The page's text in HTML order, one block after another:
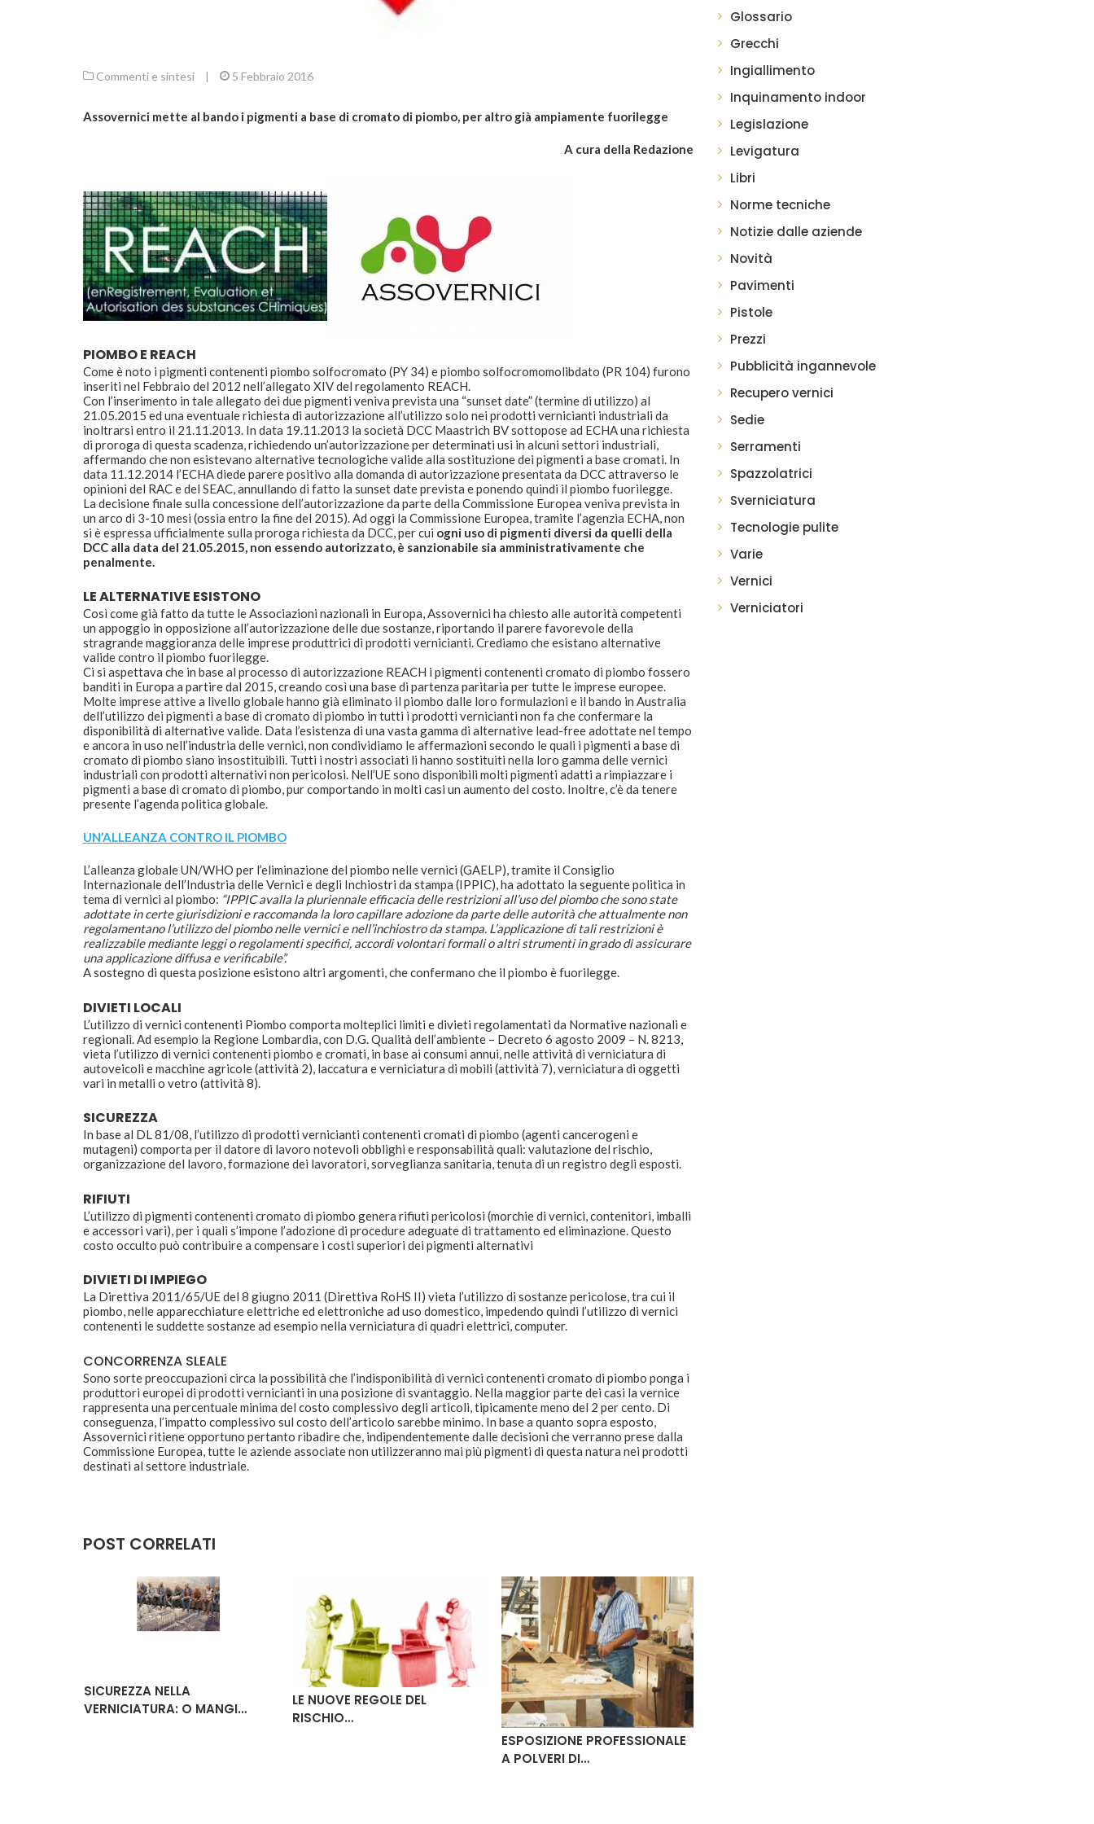
Commenti e sintesi | 5 Febbraio 2016
Assovernici mette al bando i pigmenti a base di cromato di piombo, per altro già ampiamente fuorilegge
A cura della Redazione
PIOMBO E REACH
Come è noto i pigmenti contenenti piombo solfocromato (PY 34) e piombo solfocromomolibdato (PR 104) furono
inseriti nel Febbraio del 2012 nell’allegato XIV del regolamento REACH.
Con l’inserimento in tale allegato dei due pigmenti veniva prevista una “sunset date” (termine di utilizzo) al
21.05.2015 ed una eventuale richiesta di autorizzazione all’utilizzo solo nei prodotti vernicianti industriali da
inoltrarsi entro il 21.11.2013. In data 19.11.2013 la società DCC Maastrich BV sottopose ad ECHA una richiesta
di proroga di questa scadenza, richiedendo un’autorizzazione per determinati usi in alcuni settori industriali,
affermando che non esistevano alternative tecnologiche valide alla sostituzione dei pigmenti a base cromati. In
data 11.12.2014 l’ECHA diede parere positivo alla domanda di autorizzazione presentata da DCC attraverso le
opinioni del RAC e del SEAC, annullando di fatto la sunset date prevista e ponendo quindi il piombo fuorilegge.
La decisione finale sulla concessione dell’autorizzazione da parte della Commissione Europea veniva prevista in
un arco di 3-10 mesi (ossia entro la fine del 2015). Ad oggi la Commissione Europea, tramite l’agenzia ECHA, non
si è espressa ufficialmente sulla proroga richiesta da DCC, per cui ogni uso di pigmenti diversi da quelli della
DCC alla data del 21.05.2015, non essendo autorizzato, è sanzionabile sia amministrativamente che
penalmente.
LE ALTERNATIVE ESISTONO
Così come già fatto da tutte le Associazioni nazionali in Europa, Assovernici ha chiesto alle autorità competenti
un appoggio in opposizione all’autorizzazione delle due sostanze, riportando il parere favorevole della
stragrande maggioranza delle imprese produttrici di prodotti vernicianti. Crediamo che esistano alternative
valide contro il piombo fuorilegge.
Ci si aspettava che in base al processo di autorizzazione REACH i pigmenti contenenti cromato di piombo fossero
banditi in Europa a partire dal 2015, creando così una base di partenza paritaria per tutte le imprese europee.
Molte imprese attive a livello globale hanno già eliminato il piombo dalle loro formulazioni e il bando in Australia
dell’utilizzo dei pigmenti a base di cromato di piombo in tutti i prodotti vernicianti non fa che confermare la
disponibilità di alternative valide. Data l’esistenza di una vasta gamma di alternative lead-free adottate nel tempo
e ancora in uso nell’industria delle vernici, non condividiamo le affermazioni secondo le quali i pigmenti a base di
cromato di piombo siano insostituibili. Tutti i nostri associati li hanno sostituiti nella loro gamma delle vernici
industriali con prodotti alternativi non pericolosi. Nell’UE sono disponibili molti pigmenti adatti a rimpiazzare i
pigmenti a base di cromato di piombo, pur comportando in molti casi un aumento del costo. Inoltre, c’è da tenere
presente l’agenda politica globale.
UN’ALLEANZA CONTRO IL PIOMBO
L’alleanza globale UN/WHO per l’eliminazione del piombo nelle vernici (GAELP), tramite il Consiglio
Internazionale dell’Industria delle Vernici e degli Inchiostri da stampa (IPPIC), ha adottato la seguente politica in
tema di vernici al piombo: “IPPIC avalla la pluriennale efficacia delle restrizioni all’uso del piombo che sono state
adottate in certe giurisdizioni e raccomanda la loro capillare adozione da parte delle autorità che attualmente non
regolamentano l’utilizzo del piombo nelle vernici e nell’inchiostro da stampa. L’applicazione di tali restrizioni è
realizzabile mediante leggi o regolamenti specifici, accordi volontari formali o altri strumenti in grado di assicurare
una applicazione diffusa e verificabile”.
A sostegno di questa posizione esistono altri argomenti, che confermano che il piombo è fuorilegge.
DIVIETI LOCALI
L’utilizzo di vernici contenenti Piombo comporta molteplici limiti e divieti regolamentati da Normative nazionali e
regionali. Ad esempio la Regione Lombardia, con D.G. Qualità dell’ambiente – Decreto 6 agosto 2009 – N. 8213,
vieta l’utilizzo di vernici contenenti piombo e cromati, in base ai consumi annui, nelle attività di verniciatura di
autoveicoli e macchine agricole (attività 2), laccatura e verniciatura di mobili (attività 7), verniciatura di oggetti
vari in metalli o vetro (attività 8).
SICUREZZA
In base al DL 81/08, l’utilizzo di prodotti vernicianti contenenti cromati di piombo (agenti cancerogeni e
mutageni) comporta per il datore di lavoro notevoli obblighi e responsabilità quali: valutazione del rischio,
organizzazione del lavoro, formazione dei lavoratori, sorveglianza sanitaria, tenuta di un registro degli esposti.
RIFIUTI
L’utilizzo di pigmenti contenenti cromato di piombo genera rifiuti pericolosi (morchie di vernici, contenitori, imballi
e accessori vari), per i quali s’impone l’adozione di procedure adeguate di trattamento ed eliminazione. Questo
costo occulto può contribuire a compensare i costi superiori dei pigmenti alternativi
DIVIETI DI IMPIEGO
La Direttiva 2011/65/UE del 8 giugno 2011 (Direttiva RoHS II) vieta l’utilizzo di sostanze pericolose, tra cui il
piombo, nelle apparecchiature elettriche ed elettroniche ad uso domestico, impedendo quindi l’utilizzo di vernici
contenenti le suddette sostanze ad esempio nella verniciatura di quadri elettrici, computer.
CONCORRENZA SLEALE
Sono sorte preoccupazioni circa la possibilità che l’indisponibilità di vernici contenenti cromato di piombo ponga i
produttori europei di prodotti vernicianti in una posizione di svantaggio. Nella maggior parte dei casi la vernice
rappresenta una percentuale minima del costo complessivo degli articoli, tipicamente meno del 2 per cento. Di
conseguenza, l’impatto complessivo sul costo dell’articolo sarebbe minimo. In base a quanto sopra esposto,
Assovernici ritiene opportuno pertanto ribadire che, indipendentemente dalle decisioni che verranno prese dalla
Commissione Europea, tutte le aziende associate non utilizzeranno mai più pigmenti di questa natura nei prodotti
destinati al settore industriale.
POST CORRELATI
SICUREZZA NELLA
VERNICIATURA: O MANGI…
LE NUOVE REGOLE DEL
RISCHIO…
ESPOSIZIONE PROFESSIONALE
A POLVERI DI…
Glossario
Grecchi
Ingiallimento
Inquinamento indoor
Legislazione
Levigatura
Libri
Norme tecniche
Notizie dalle aziende
Novità
Pavimenti
Pistole
Prezzi
Pubblicità ingannevole
Recupero vernici
Sedie
Serramenti
Spazzolatrici
Sverniciatura
Tecnologie pulite
Varie
Vernici
Verniciatori